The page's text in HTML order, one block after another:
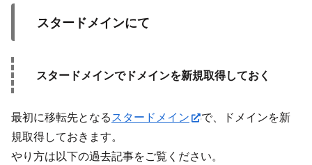
スタードメインにて
スタードメインでドメインを新規取得しておく
最初に移転先となるスタードメイン
で、ドメインを新
規取得しておきます。
やり方は以下の過去記事をご覧ください。